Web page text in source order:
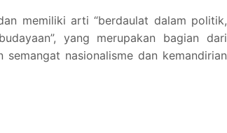
memiliki arti “berdaulat dalam politik,
yang merupakan bagian dari
nasionalisme dan kemandirian